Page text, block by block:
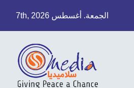
الجمعة. أغسطس 7th, 2026